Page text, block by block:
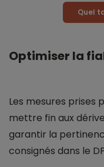
Quel
Optimiser la
Les mesures prises
mettre fin aux
garantir la
consignés dans le